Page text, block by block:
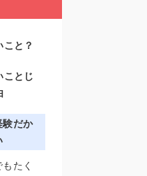
と？
ことじ
験だか
たく